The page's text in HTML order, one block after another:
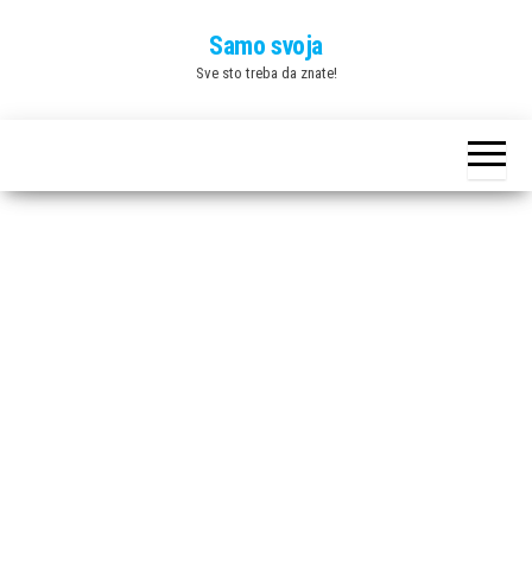
Samo svoja
Sve sto treba da znate!